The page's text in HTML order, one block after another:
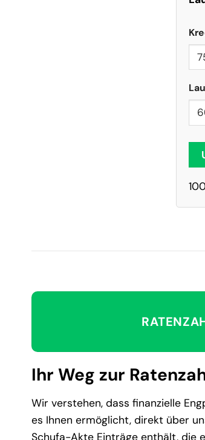
Ihr Weg zur
Wir verstehen, dass finanzielle
es Ihnen ermöglicht, direkt über
Schufa-Akte Einträge enthält, die